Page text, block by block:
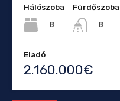
Hálószoba
8
Fürdőszoba
8
Eladó
2.160.000€